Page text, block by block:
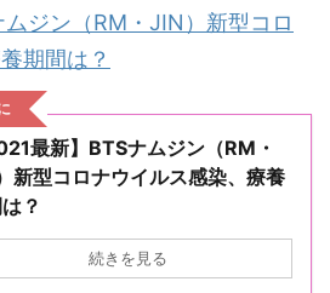
ムジン（RM・JIN）新型コロ
期間は？
最新】BTSナムジン（RM・
新型コロナウイルス感染、療養
？
続きを見る